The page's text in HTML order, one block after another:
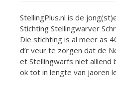
StellingPlus.nl is de
Stichting Stellingwarver
Die stichting is al meer as
d’r veur te zorgen dat de
et Stellingwarfs niet alliend
ok tot in lengte van jaoren